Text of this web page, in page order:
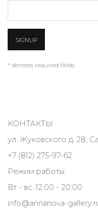
SIGNUP
* denotes required fields
КОНТАКТЫ
ул. Жуковского д. 28,
+7 (812) 275-97-62
Режим работы:
Вт - вс: 12:00 - 20:00
info@annanova-